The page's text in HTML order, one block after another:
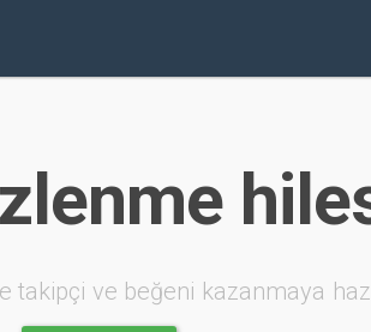
takipçi ve beğeni kazanmaya